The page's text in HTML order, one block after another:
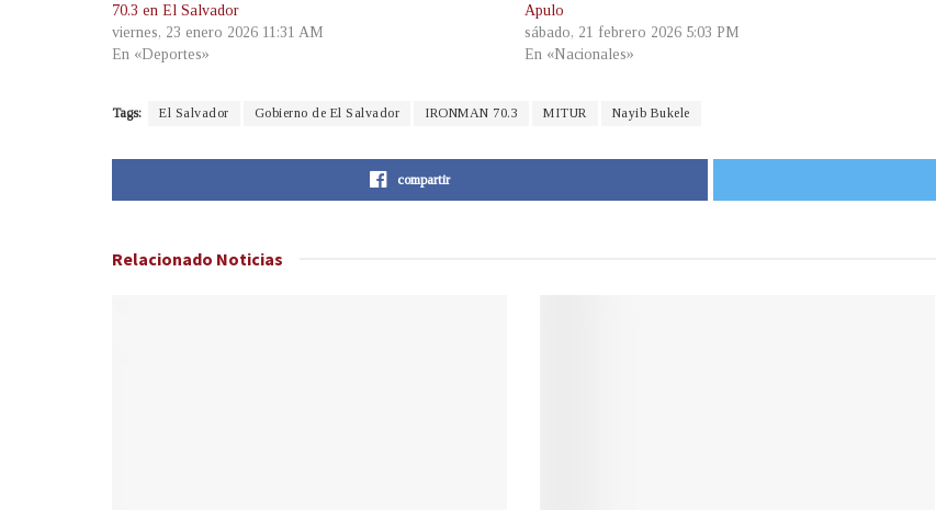
70.3 en El Salvador
viernes, 23 enero 2026 11:31 AM
En «Deportes»
Apulo
sábado, 21 febrero 2026 5:03 PM
En «Nacionales»
Tags: El Salvador Gobierno de El Salvador IRONMAN 70.3 MITUR Nayib Bukele
compartir
Relacionado Noticias